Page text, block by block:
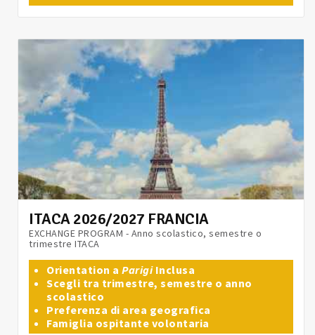
ITACA 2026/2027 FRANCIA
EXCHANGE PROGRAM - Anno scolastico, semestre o
trimestre ITACA
Orientation a ParigiInclusa
Scegli tra trimestre, semestre o anno
scolastico
Preferenza di area geografica
Famiglia ospitante volontaria